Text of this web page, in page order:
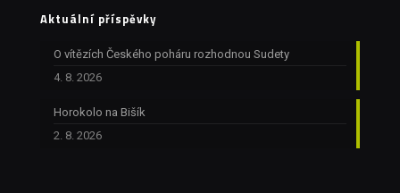
Aktuální příspěvky
O vítězích Českého poháru rozhodnou Sudety
4. 8. 2026
Horokolo na Bišík
2. 8. 2026